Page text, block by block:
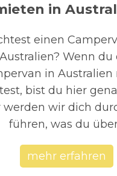
in
einen
Wenn du
in Australien
bist du hier
werden wir dich
führen, was du
mehr erfahren